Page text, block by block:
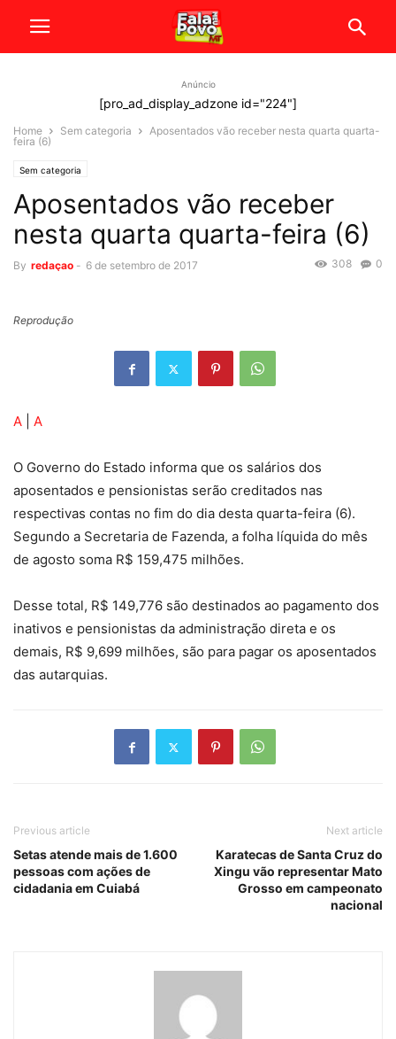
Anúncio
[pro_ad_display_adzone id="224"]
Home Sem categoria
Aposentados vão receber nesta quarta quarta-
feira (6)
Sem categoria
Aposentados vão receber
nesta quarta quarta-feira (6)
By redaçao - 6 de setembro de 2017 0
308
Reprodução
A A
O Governo do Estado informa que os salários dos
aposentados e pensionistas serão creditados nas
respectivas contas no fim do dia desta quarta-feira (6).
Segundo a Secretaria de Fazenda, a folha líquida do mês
de agosto soma R$ 159,475 milhões.
Desse total, R$ 149,776 são destinados ao pagamento dos
inativos e pensionistas da administração direta e os
demais, R$ 9,699 milhões, são para pagar os aposentados
das autarquias.
Previous article
Setas atende mais de 1.600
pessoas com ações de
cidadania em Cuiabá
Next article
Karatecas de Santa Cruz do
Xingu vão representar Mato
Grosso em campeonato
nacional